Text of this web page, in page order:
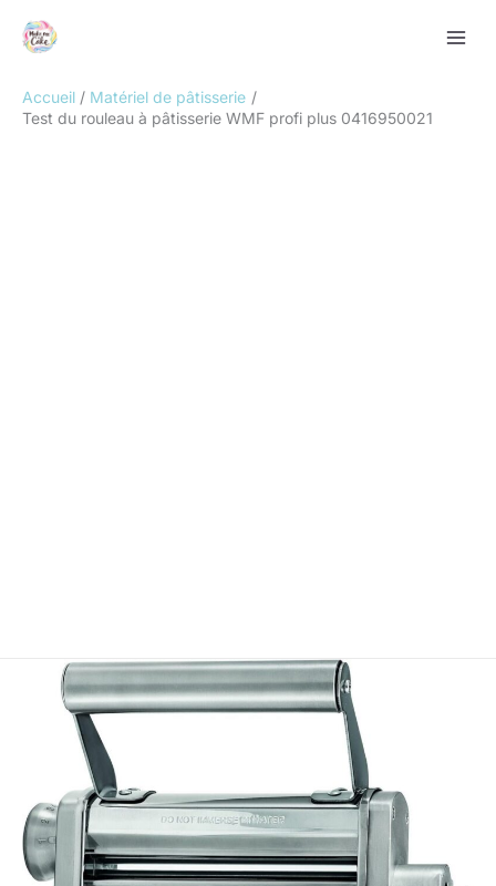
Accueil
Matériel de pâtisserie
Test du rouleau à pâtisserie WMF profi plus 0416950021